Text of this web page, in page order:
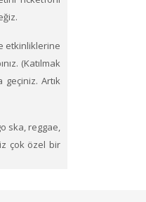
etkinliklerine
(Katılmak
Artık
ska, reggae,
çok özel bir